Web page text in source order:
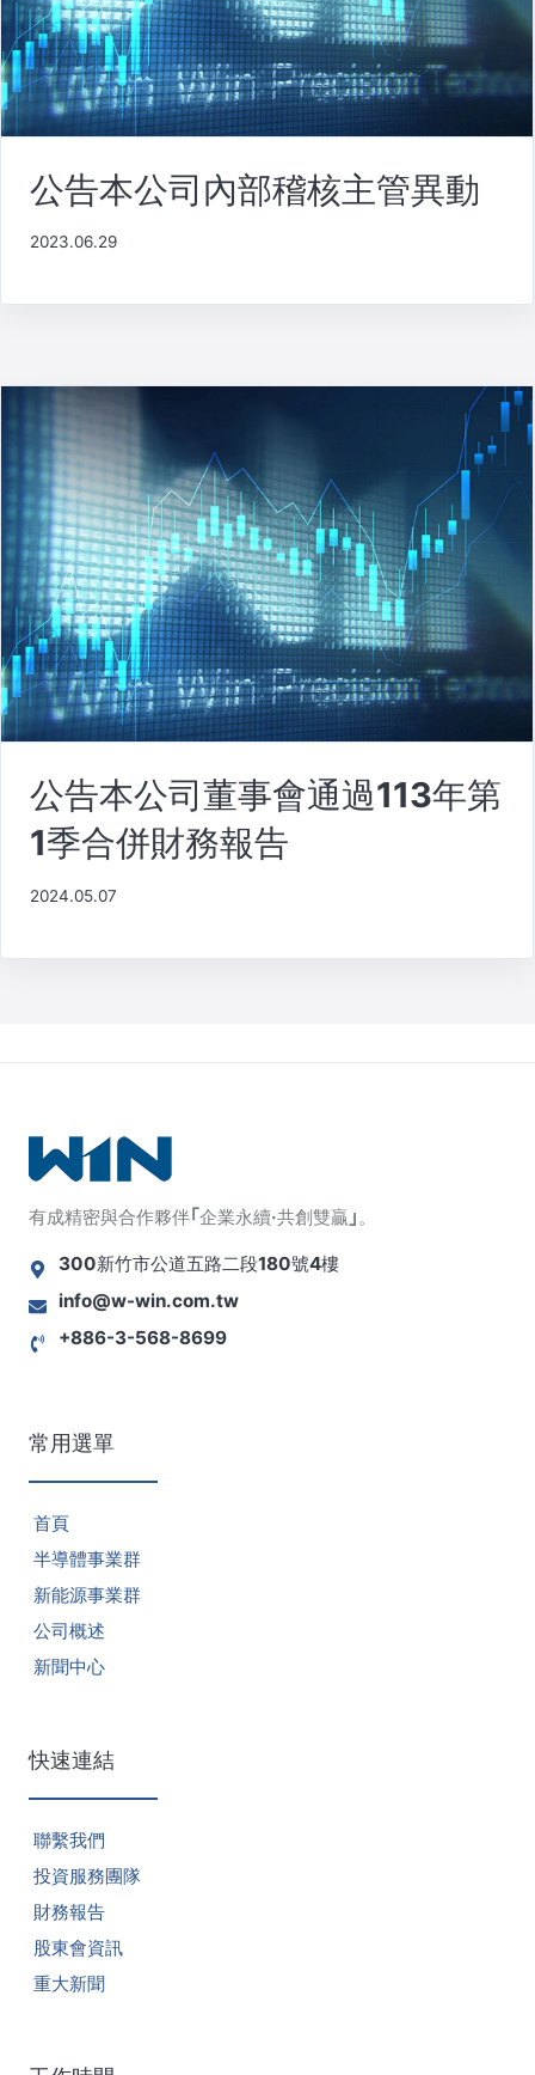
公告本公司內部稽核主管異動
2023.06.29
公告本公司董事會通過113年第
1季合併財務報告
2024.05.07
有成精密與合作夥伴｢企業永續·共創雙贏｣。
300新竹市公道五路二段180號4樓
info@w-win.com.tw
+886-3-568-8699
常用選單
首頁
半導體事業群
新能源事業群
公司概述
新聞中心
快速連結
聯繫我們
投資服務團隊
財務報告
股東會資訊
重大新聞